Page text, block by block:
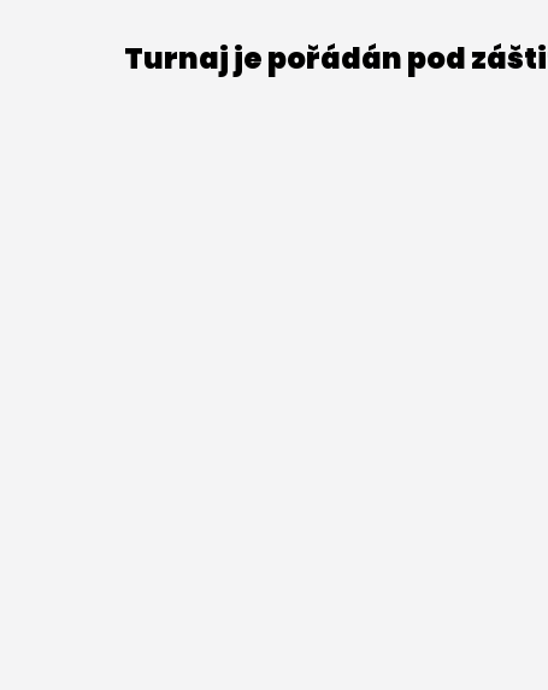
Turnaj je pořádán pod